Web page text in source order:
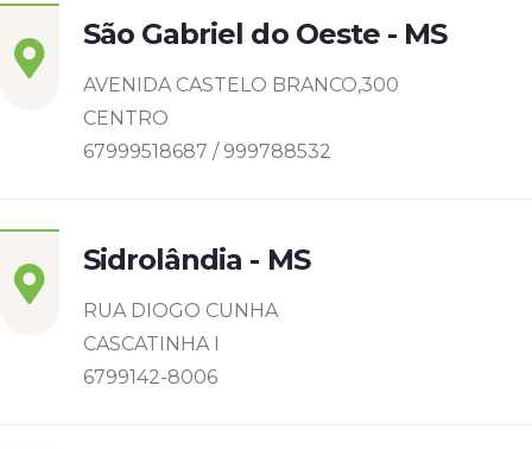
São Gabriel do Oeste - MS
AVENIDA CASTELO BRANCO,300
CENTRO
67999518687 / 999788532
Sidrolândia - MS
RUA DIOGO CUNHA
CASCATINHA I
6799142-8006